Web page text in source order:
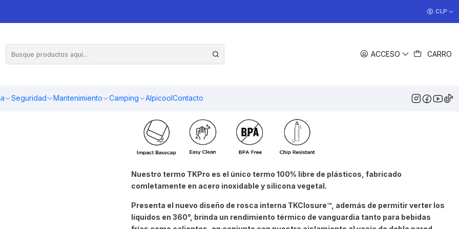
ACCESO CARRO
Seguridad Mantenimiento Camping AlpicoolContacto
CLP
Nuestro termo TKPro es el único termo 100% libre de plásticos, fabricado
comletamente en acero inoxidable y silicona vegetal.
Presenta el nuevo diseño de rosca interna TKClosure™, además de permitir verter los
líquidos en 360°, brinda un rendimiento térmico de vanguardia tanto para bebidas